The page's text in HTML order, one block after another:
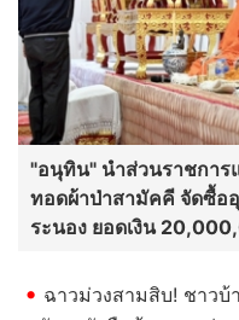
"อนุทิน" นำส่วนราชกา
ทอดผ้าป่าสามัคคี จัดซื้อ
ระนอง ยอดเงิน
ฉาวม่วงสามสิบ! ชาวบ้